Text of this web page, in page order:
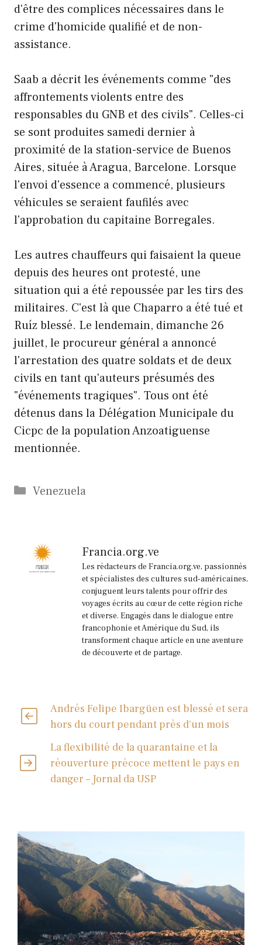
d'être des complices nécessaires dans le
crime d'homicide qualifié et de non-
assistance.
Saab a décrit les événements comme "des
affrontements violents entre des
responsables du GNB et des civils". Celles-ci
se sont produites samedi dernier à
proximité de la station-service de Buenos
Aires, située à Aragua, Barcelone. Lorsque
l'envoi d'essence a commencé, plusieurs
véhicules se seraient faufilés avec
l'approbation du capitaine Borregales.
Les autres chauffeurs qui faisaient la queue
depuis des heures ont protesté, une
situation qui a été repoussée par les tirs des
militaires. C'est là que Chaparro a été tué et
Ruíz blessé. Le lendemain, dimanche 26
juillet, le procureur général a annoncé
l'arrestation des quatre soldats et de deux
civils en tant qu'auteurs présumés des
"événements tragiques". Tous ont été
détenus dans la Délégation Municipale du
Cicpc de la population Anzoatiguense
mentionnée.
Catégories
Venezuela
Francia.org.ve
Les rédacteurs de Francia.org.ve, passionnés
et spécialistes des cultures sud-américaines,
conjuguent leurs talents pour offrir des
voyages écrits au cœur de cette région riche
et diverse. Engagés dans le dialogue entre
francophonie et Amérique du Sud, ils
transforment chaque article en une aventure
de découverte et de partage.
Andrés Felipe Ibargüen est blessé et sera
hors du court pendant près d'un mois
La flexibilité de la quarantaine et la
réouverture précoce mettent le pays en
danger – Jornal da USP